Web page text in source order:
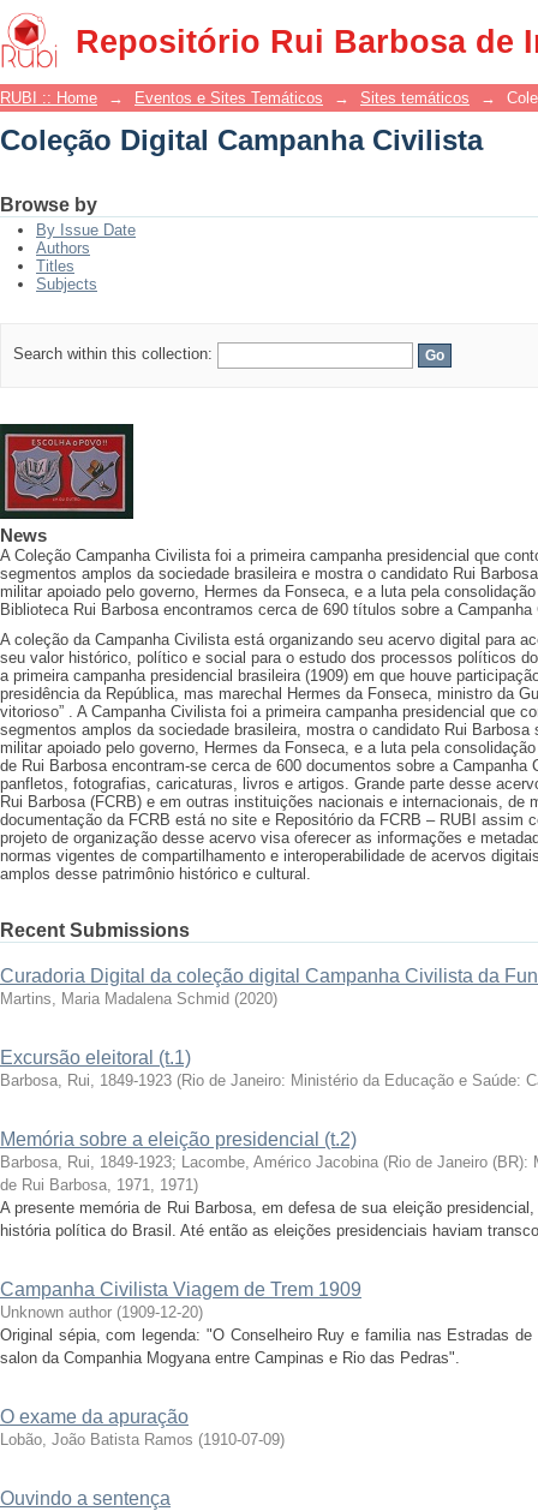
Repositório Rui Barbosa de
Coleção Digital Campanha Civilista
RUBI :: Home → Eventos e Sites Temáticos → Sites temáticos →
Coleção Digital Campanha Civilista
Browse by
By Issue Date
Authors
Titles
Subjects
Search within this collection:
News
A Coleção Campanha Civilista foi a primeira campanha presidencial que
segmentos amplos da sociedade brasileira e mostra o candidato Rui
militar apoiado pelo governo, Hermes da Fonseca, e a luta pela
Biblioteca Rui Barbosa encontramos cerca de 690 títulos sobre a
A coleção da Campanha Civilista está organizando seu acervo digital para
seu valor histórico, político e social para o estudo dos processos políticos
a primeira campanha presidencial brasileira (1909) em que houve
presidência da República, mas marechal Hermes da Fonseca, ministro da
vitorioso” . A Campanha Civilista foi a primeira campanha presidencial que
segmentos amplos da sociedade brasileira, mostra o candidato Rui Barbosa
militar apoiado pelo governo, Hermes da Fonseca, e a luta pela
de Rui Barbosa encontram-se cerca de 600 documentos sobre a
panfletos, fotografias, caricaturas, livros e artigos. Grande parte desse
Rui Barbosa (FCRB) e em outras instituições nacionais e internacionais, de
documentação da FCRB está no site e Repositório da FCRB – RUBI assim
projeto de organização desse acervo visa oferecer as informações e
normas vigentes de compartilhamento e interoperabilidade de acervos
amplos desse patrimônio histórico e cultural.
Recent Submissions
Curadoria Digital da coleção digital Campanha Civilista da
Martins, Maria Madalena Schmid (2020)
Excursão eleitoral (t.1)
Barbosa, Rui, 1849-1923 (Rio de Janeiro: Ministério da Educação e Saúde:
Memória sobre a eleição presidencial (t.2)
Barbosa, Rui, 1849-1923; Lacombe, Américo Jacobina (Rio de Janeiro (BR):
de Rui Barbosa, 1971, 1971)
A presente memória de Rui Barbosa, em defesa de sua eleição
história política do Brasil. Até então as eleições presidenciais haviam
Campanha Civilista Viagem de Trem 1909
Unknown author (1909-12-20)
Original sépia, com legenda: "O Conselheiro Ruy e familia nas Estradas
salon da Companhia Mogyana entre Campinas e Rio das Pedras".
O exame da apuração
Lobão, João Batista Ramos (1910-07-09)
Ouvindo a sentença